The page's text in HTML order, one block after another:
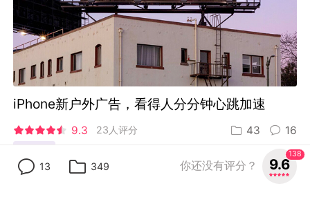
iPhone新户外广告，看得人分分钟心跳加速
9.3 23人评分 43 16
13 349 你还没有评分？ 9.6
138